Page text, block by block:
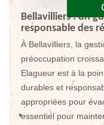
Bellavilliers : un
responsable des
À Bellavilliers, la
préoccupation
Elagueur est à la
durables et
appropriées pour
essentiel pour